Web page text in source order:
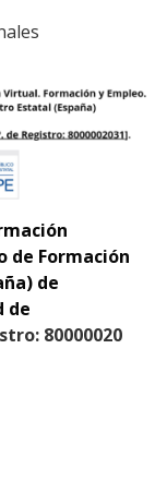
de Formación
de
de
80000020